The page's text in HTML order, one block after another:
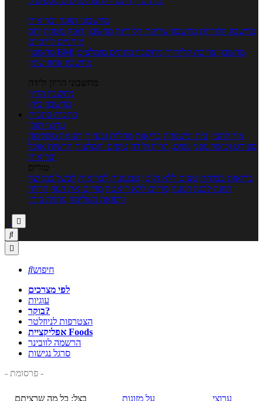
מחשבוני תזונה ובריאות
מחשבון קלוריות מחשבון שריפת קלוריות מחשבון דופק מטרה יחס
מותניים לירכיים
מחשבון BMI
מחשבון צריכת קלוריות מחשבון מינונים מומלצים
מחשבון אחוז שומן
מחשבוני הריון ולידה
מחשבון הריון
מחשבון ביוץ
כתבות כתבות
ערוצי תוכן
איך להכין בית ומשפחה בריאות מחלות ובעיות רפואה משלימה
ספורט וכושר גופני נשים, הריון ולידה טיפים והמלצות חדשות אוכל
ובריאות
טורים
בריאות בצלחת טעים ללא גלוטן טבעונות לבריאות לבשל כמו שף
תזונה לבטן רגועה מרזים ללא דיאטה מזיזים את הגוף הרזיה
ורפואה משלימה גורמה ביתי



חיפוש
לפי מצרכים
עוגיות
בוקר?
הצטרפות לניוזלטר
אפליקציית Foods
הרשמה לוובינר
סרגל נגישות
- פרסומת -
ערוצי
על מזונות
בצל: כל מה שרציתם